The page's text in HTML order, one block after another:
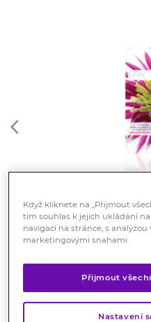
RYOR
redukci kruhů
očima 30 ml
Když kliknete na „Přijmout
tím souhlas k jejich ukládání
navigací na stránce, s
marketingovými snahami.
Přijmout
Nastavení